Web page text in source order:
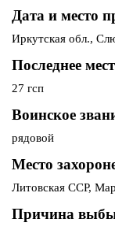
Дата и место
Иркутская обл.,
Последнее
27 гсп
Воинское
рядовой
Место
Литовская ССР,
Причина